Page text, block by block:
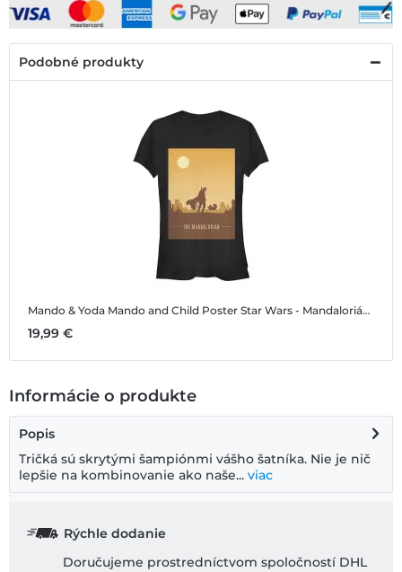
Podobné produkty
Mando & Yoda Mando and Child Poster Star Wars - Mandalorián - Mando & Yoda Mando and Child Poster - Dámske Tričko
19,99 €
Informácie o produkte
Popis
Tričká sú skrytými šampiónmi vášho šatníka. Nie je nič
lepšie na kombinovanie ako naše... viac
Rýchle dodanie
Doručujeme prostredníctvom spoločností DHL